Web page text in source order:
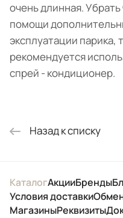
очень длинная.
помощи
эксплуатации парика,
рекомендуется
спрей - кондиционер.
Назад к списку
КаталогАкцииБренды
Условия доставки
МагазиныРеквизиты